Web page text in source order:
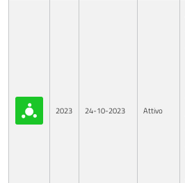
2023 24-10-2023 Attivo